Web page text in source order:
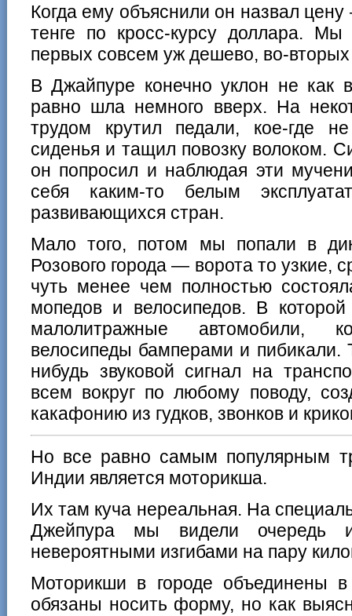
Когда ему объяснили он назвал
тенге по кросс-курсу доллара. Мы
первых совсем уж дешево, во-
В Джайпуре конечно уклон не как
равно шла немного вверх. На
трудом крутил педали, кое-где
сиденья и тащил повозку волоком.
он попросил и наблюдая эти
себя каким-то белым
развивающихся стран.
Мало того, потом мы попали в
Розового города — ворота то узкие,
чуть менее чем полностью
мопедов и велосипедов. В
малолитражные автомобили,
велосипеды бамперами и пибикали.
нибудь звуковой сигнал на
всем вокруг по любому поводу,
какафонию из гудков, звонков и
Но все равно самым популярным
Индии является моторикша.
Их там куча нереальная. На
Джейпура мы видели очередь
невероятными изгибами на пару
Моторикши в городе объединены
обязаны носить форму, но как